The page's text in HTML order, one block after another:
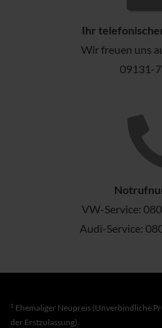
Ihr
Wir freuen uns
09131-
VW-Service:
Audi-Service:
1 Ehemaliger Neupreis (Unverbindliche
der Erstzulassung).